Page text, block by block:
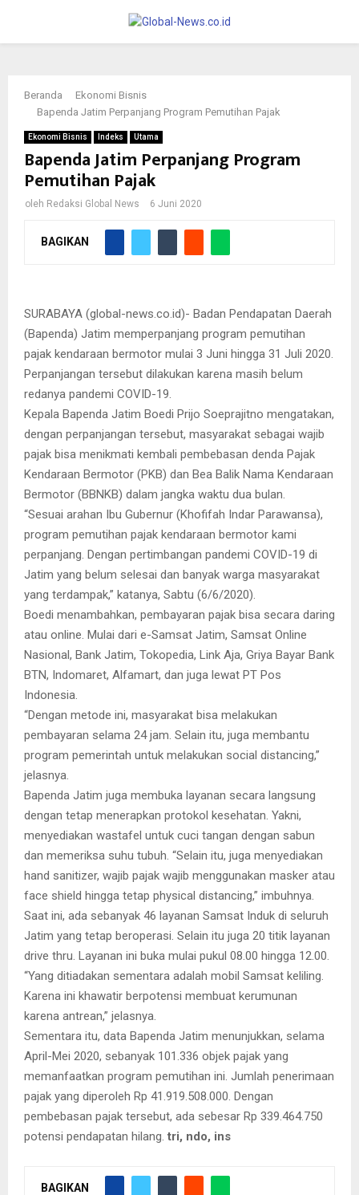
PRIMARY
MENU
Beranda
Ekonomi Bisnis
Bapenda Jatim Perpanjang Program Pemutihan Pajak
Ekonomi Bisnis Indeks Utama
Bapenda Jatim Perpanjang Program
Pemutihan Pajak
oleh Redaksi Global News 6 Juni 2020
BAGIKAN
Bapenda Jatim memperpanjang program pemutihan pajak
kendaraan bermotor mulai 3 Juni hingga 31 Juli 2020.
SURABAYA (global-news.co.id)- Badan Pendapatan Daerah
(Bapenda) Jatim memperpanjang program pemutihan
pajak kendaraan bermotor mulai 3 Juni hingga 31 Juli 2020.
Perpanjangan tersebut dilakukan karena masih belum
redanya pandemi COVID-19.
Kepala Bapenda Jatim Boedi Prijo Soeprajitno mengatakan,
dengan perpanjangan tersebut, masyarakat sebagai wajib
pajak bisa menikmati kembali pembebasan denda Pajak
Kendaraan Bermotor (PKB) dan Bea Balik Nama Kendaraan
Bermotor (BBNKB) dalam jangka waktu dua bulan.
“Sesuai arahan Ibu Gubernur (Khofifah Indar Parawansa),
program pemutihan pajak kendaraan bermotor kami
perpanjang. Dengan pertimbangan pandemi COVID-19 di
Jatim yang belum selesai dan banyak warga masyarakat
yang terdampak,” katanya, Sabtu (6/6/2020).
Boedi menambahkan, pembayaran pajak bisa secara daring
atau online. Mulai dari e-Samsat Jatim, Samsat Online
Nasional, Bank Jatim, Tokopedia, Link Aja, Griya Bayar Bank
BTN, Indomaret, Alfamart, dan juga lewat PT Pos
Indonesia.
“Dengan metode ini, masyarakat bisa melakukan
pembayaran selama 24 jam. Selain itu, juga membantu
program pemerintah untuk melakukan social distancing,”
jelasnya.
Bapenda Jatim juga membuka layanan secara langsung
dengan tetap menerapkan protokol kesehatan. Yakni,
menyediakan wastafel untuk cuci tangan dengan sabun
dan memeriksa suhu tubuh. “Selain itu, juga menyediakan
hand sanitizer, wajib pajak wajib menggunakan masker atau
face shield hingga tetap physical distancing,” imbuhnya.
Saat ini, ada sebanyak 46 layanan Samsat Induk di seluruh
Jatim yang tetap beroperasi. Selain itu juga 20 titik layanan
drive thru. Layanan ini buka mulai pukul 08.00 hingga 12.00.
“Yang ditiadakan sementara adalah mobil Samsat keliling.
Karena ini khawatir berpotensi membuat kerumunan
karena antrean,” jelasnya.
Sementara itu, data Bapenda Jatim menunjukkan, selama
April-Mei 2020, sebanyak 101.336 objek pajak yang
memanfaatkan program pemutihan ini. Jumlah penerimaan
pajak yang diperoleh Rp 41.919.508.000. Dengan
pembebasan pajak tersebut, ada sebesar Rp 339.464.750
potensi pendapatan hilang. tri, ndo, ins
BAGIKAN